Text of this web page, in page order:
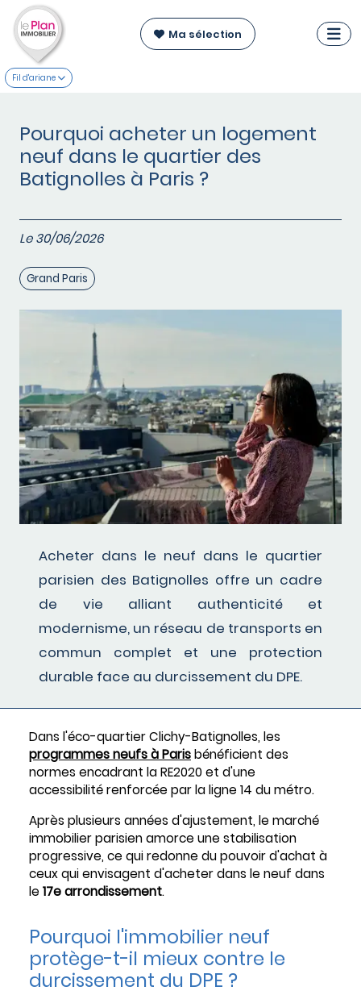
Ma sélection
Fil d'ariane
Pourquoi acheter un logement
neuf dans le quartier des
Batignolles à Paris ?
Le 30/06/2026
Grand Paris
Acheter dans le neuf dans le quartier
parisien des Batignolles offre un cadre
de vie alliant authenticité et
modernisme, un réseau de transports en
commun complet et une protection
durable face au durcissement du DPE.
Dans l'éco-quartier Clichy-Batignolles, les
programmes neufs à Parisbénéficient des
normes encadrant la RE2020 et d'une
accessibilité renforcée par la ligne 14 du métro.
Après plusieurs années d'ajustement, le marché
immobilier parisien amorce une stabilisation
progressive, ce qui redonne du pouvoir d'achat à
ceux qui envisagent d'acheter dans le neuf dans
le 17e arrondissement.
Pourquoi l'immobilier neuf
protège-t-il mieux contre le
durcissement du DPE ?